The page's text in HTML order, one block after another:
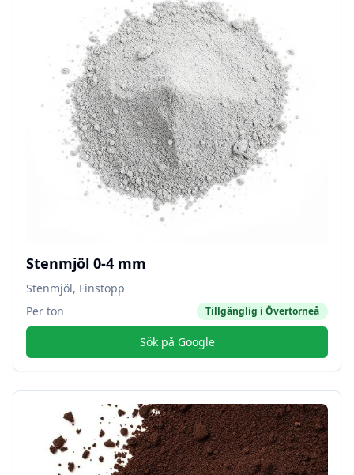
Stenmjöl 0-4 mm
Stenmjöl, Finstopp
Per ton
Tillgänglig i Övertorneå
Sök på Google